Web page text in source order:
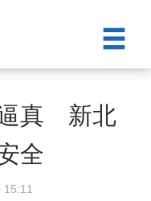
逼真 新北
全
15:11